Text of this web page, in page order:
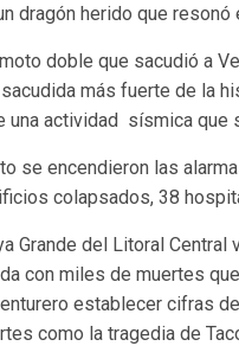
dragón herido que
doble que sacudió a
más fuerte de la
una actividad sísmica que
se encendieron las
colapsados, 38
Grande del Litoral
con miles de muertes
establecer cifras
como la tragedia de